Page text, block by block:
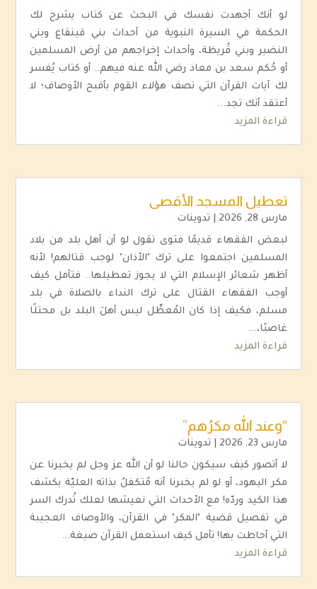
لو أنك أجهدت نفسك في البحث عن كتاب يشرح لك
الحكمة في السيرة النبوية من أحداث بني قينقاع وبني
النضير وبني قُريظة، وأحداث إخراجهم من أرض المسلمين
أو حُكم سعد بن معاذ رضي الله عنه فيهم.. أو كتاب يُفسر
لك آيات القرآن التي تصف هؤلاء القوم بأقبح الأوصاف؛ لا
أعتقد أنك تجد...
قراءة المزيد
تعطيل المسجد الأقصى
مارس 28, 2026 تدوينات
لبعض الفقهاء قديمًا فتوى تقول لو أن أهل بلد من بلاد
المسلمين اجتمعوا على ترك "الأذان" لوجب قتالهم! لأنه
أظهر شعائر الإسلام التي لا يجوز تعطيلها.. فتأمل كيف
أوجب الفقهاء القتال على ترك النداء بالصلاة في بلد
مسلم، فكيف إذا كان المُعطِّل ليس أهلَ البلد بل محتلًا
غاصبًا،...
قراءة المزيد
“وعند الله مكرُهم”
مارس 23, 2026 تدوينات
لا أتصور كيف سيكون حالنا لو أن الله عز وجل لم يخبرنا عن
مكر اليهود، أو لو لم يخبرنا أنه مُتكفلٌ بذاته العليّة بكشف
هذا الكيد وردّه! مع الأحداث التي نعيشها لعلك تُدرك السر
في تفصيل قضية "المكر" في القرآن، والأوصاف العجيبة
التي أحاطت بها! تأمل كيف استعمل القرآن صيغة...
قراءة المزيد